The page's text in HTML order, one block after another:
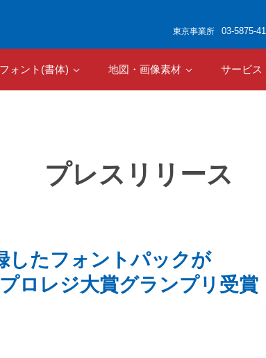
東京事業所 03-5875-
フォント(書体) 地図・画像素材 サービス
プレスリリース
したフォントパックが
ロレジ大賞グランプリ受賞